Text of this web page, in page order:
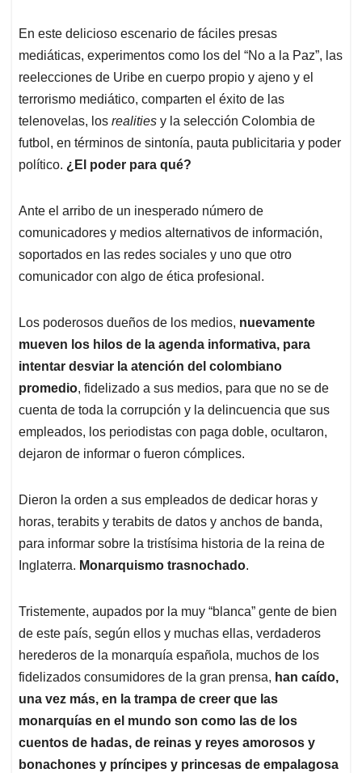
En este delicioso escenario de fáciles presas
mediáticas, experimentos como los del “No a la Paz”, las
reelecciones de Uribe en cuerpo propio y ajeno y el
terrorismo mediático, comparten el éxito de las
telenovelas, los realities y la selección Colombia de
futbol, en términos de sintonía, pauta publicitaria y poder
político. ¿El poder para qué?
Ante el arribo de un inesperado número de
comunicadores y medios alternativos de información,
soportados en las redes sociales y uno que otro
comunicador con algo de ética profesional.
Los poderosos dueños de los medios, nuevamente
mueven los hilos de la agenda informativa, para
intentar desviar la atención del colombiano
promedio, fidelizado a sus medios, para que no se de
cuenta de toda la corrupción y la delincuencia que sus
empleados, los periodistas con paga doble, ocultaron,
dejaron de informar o fueron cómplices.
Dieron la orden a sus empleados de dedicar horas y
horas, terabits y terabits de datos y anchos de banda,
para informar sobre la tristísima historia de la reina de
Inglaterra. Monarquismo trasnochado.
Tristemente, aupados por la muy “blanca” gente de bien
de este país, según ellos y muchas ellas, verdaderos
herederos de la monarquía española, muchos de los
fidelizados consumidores de la gran prensa, han caído,
una vez más, en la trampa de creer que las
monarquías en el mundo son como las de los
cuentos de hadas, de reinas y reyes amorosos y
bonachones y príncipes y princesas de empalagosa